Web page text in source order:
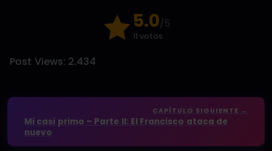
5.0/5
11 votos
Post Views: 2.434
CAPÍTULO SIGUIENTE →
Mi casi primo – Parte II: El Francisco ataca de
nuevo